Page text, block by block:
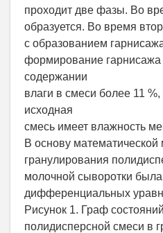
проходит две фазы. Во
образуется. Во время
с образованием
формирование гарнисажа
содержании
влаги в смеси более 11
исходная
смесь имеет влажность
В основу математической
гранулирования
молочной сыворотки
дифференциальных
Рисунок 1. Граф
полидисперсной смеси в